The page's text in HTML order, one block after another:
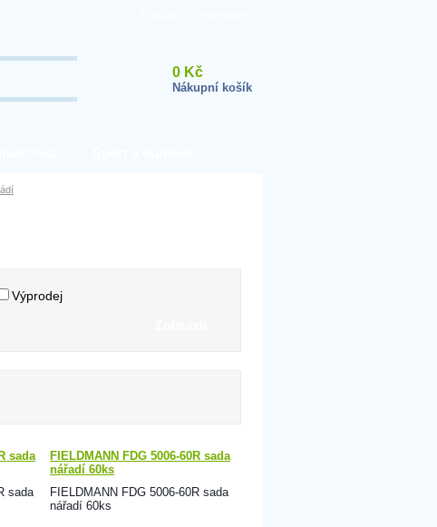
0 Kč
Nákupní košík
Výprodej
sada
sada
FIELDMANN FDG 5006-60R sada
nářadí 60ks
FIELDMANN FDG 5006-60R sada
nářadí 60ks